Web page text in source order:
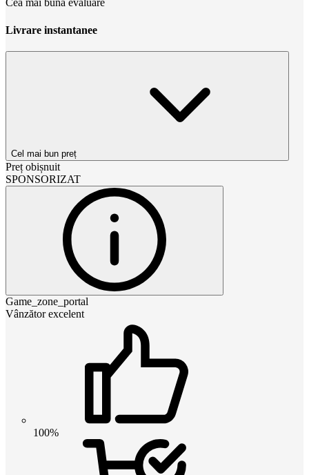
Cea mai bună evaluare
Livrare instantanee
Cel mai bun preț
Preț obișnuit
SPONSORIZAT
Game_zone_portal
Vânzător excelent
100%